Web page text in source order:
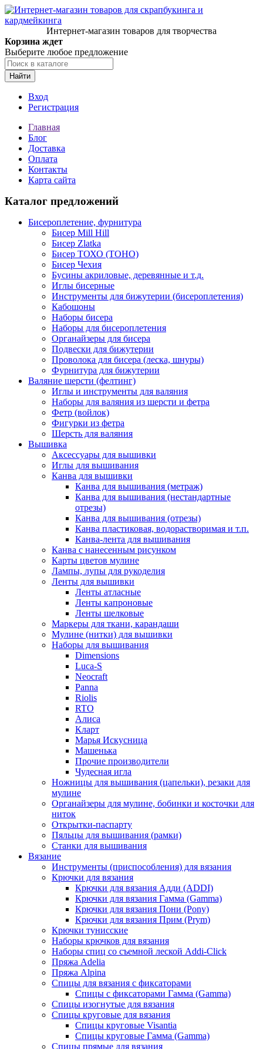
Интернет-магазин товаров для творчества
Корзина ждет
Выберите любое предложение
Найти
Вход
Регистрация
Главная
Блог
Доставка
Оплата
Контакты
Карта сайта
Каталог предложений
Бисероплетение, фурнитура
Бисер Mill Hill
Бисер Zlatka
Бисер ТОХО (TOHO)
Бисер Чехия
Бусины акриловые, деревянные и т.д.
Иглы бисерные
Инструменты для бижутерии (бисероплетения)
Кабошоны
Наборы бисера
Наборы для бисероплетения
Органайзеры для бисера
Подвески для бижутерии
Проволока для бисера (леска, шнуры)
Фурнитура для бижутерии
Валяние шерсти (фелтинг)
Иглы и инструменты для валяния
Наборы для валяния из шерсти и фетра
Фетр (войлок)
Фигурки из фетра
Шерсть для валяния
Вышивка
Аксессуары для вышивки
Иглы для вышивания
Канва для вышивки
Канва для вышивания (метраж)
Канва для вышивания (нестандартные
отрезы)
Канва для вышивания (отрезы)
Канва пластиковая, водорастворимая и т.п.
Канва-лента для вышивания
Канва с нанесенным рисунком
Карты цветов мулине
Лампы, лупы для рукоделия
Ленты для вышивки
Ленты атласные
Ленты капроновые
Ленты шелковые
Маркеры для ткани, карандаши
Мулине (нитки) для вышивки
Наборы для вышивания
Dimensions
Luca-S
Neocraft
Panna
Riolis
RTO
Алиса
Кларт
Марья Искусница
Машенька
Прочие производители
Чудесная игла
Ножницы для вышивания (цапельки), резаки для
мулине
Органайзеры для мулине, бобинки и косточки для
ниток
Открытки-паспарту
Пяльцы для вышивания (рамки)
Станки для вышивания
Вязание
Инструменты (приспособления) для вязания
Крючки для вязания
Крючки для вязания Адди (ADDI)
Крючки для вязания Гамма (Gamma)
Крючки для вязания Пони (Pony)
Крючки для вязания Прим (Prym)
Крючки тунисские
Наборы крючков для вязания
Наборы спиц со съемной леской Addi-Click
Пряжа Adelia
Пряжа Alpina
Спицы для вязания с фиксаторами
Спицы с фиксаторами Гамма (Gamma)
Спицы изогнутые для вязания
Спицы круговые для вязания
Спицы круговые Visantia
Спицы круговые Гамма (Gamma)
Спицы прямые для вязания